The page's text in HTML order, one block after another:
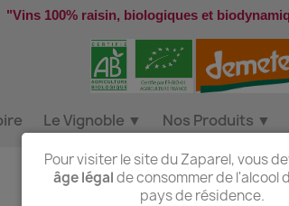
"Vins 100% raisin, biologiques et
Le Vignoble ▼ Nos Produits ▼
Pour visiter le site du Zaparel, vous
âge légalde consommer de l'alcool
pays de résidence.
Accueil Droit de